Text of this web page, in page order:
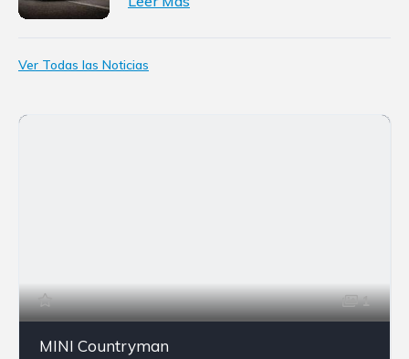
Ver Todas las Noticias
1
MINI Countryman